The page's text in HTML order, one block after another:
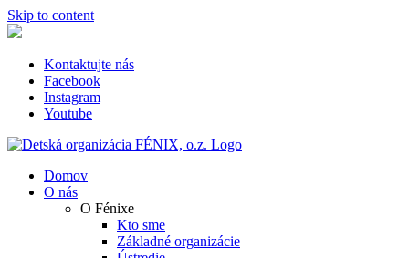
Skip to content
Kontaktujte nás
Facebook
Instagram
Youtube
Domov
O nás
O Fénixe
Kto sme
Základné organizácie